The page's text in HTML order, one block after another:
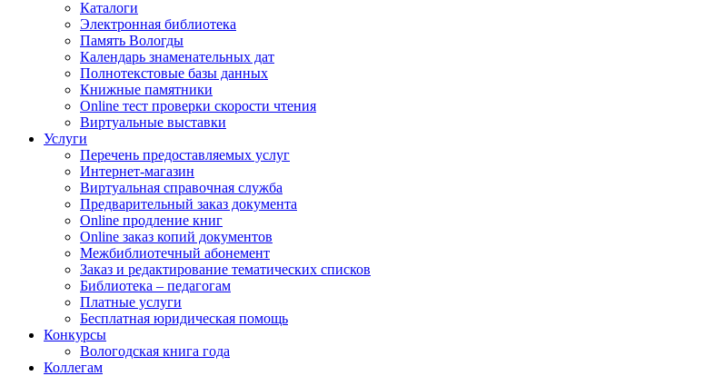
Каталоги
Электронная библиотека
Память Вологды
Календарь знаменательных дат
Полнотекстовые базы данных
Книжные памятники
Online тест проверки скорости чтения
Виртуальные выставки
Услуги
Перечень предоставляемых услуг
Интернет-магазин
Виртуальная справочная служба
Предварительный заказ документа
Online продление книг
Online заказ копий документов
Межбиблиотечный абонемент
Заказ и редактирование тематических списков
Библиотека – педагогам
Платные услуги
Бесплатная юридическая помощь
Конкурсы
Вологодская книга года
Коллегам